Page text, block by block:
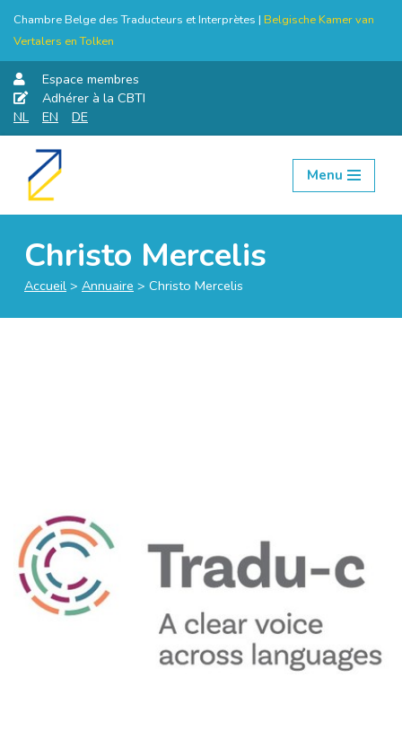
Chambre Belge des Traducteurs et Interprètes | Belgische Kamer van
Vertalers en Tolken
Espace membres
Adhérer à la CBTI
NL
EN DE
Aller
Menu
Christo Mercelis
Accueil > Annuaire > Christo Mercelis